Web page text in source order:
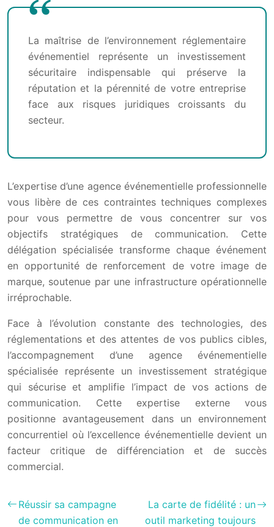
La maîtrise de l’environnement réglementaire
événementiel représente un investissement
sécuritaire indispensable qui préserve la
réputation et la pérennité de votre entreprise
face aux risques juridiques croissants du
secteur.
L’expertise d’une agence événementielle professionnelle
vous libère de ces contraintes techniques complexes
pour vous permettre de vous concentrer sur vos
objectifs stratégiques de communication. Cette
délégation spécialisée transforme chaque événement
en opportunité de renforcement de votre image de
marque, soutenue par une infrastructure opérationnelle
irréprochable.
Face à l’évolution constante des technologies, des
réglementations et des attentes de vos publics cibles,
l’accompagnement d’une agence événementielle
spécialisée représente un investissement stratégique
qui sécurise et amplifie l’impact de vos actions de
communication. Cette expertise externe vous
positionne avantageusement dans un environnement
concurrentiel où l’excellence événementielle devient un
facteur critique de différenciation et de succès
commercial.
Réussir sa campagne
de communication en
La carte de fidélité : un
outil marketing toujours